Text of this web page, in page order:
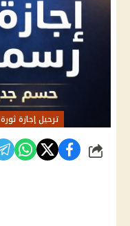
ترحيل إجازة ثورة 30 يونيو رسمياُ وإعلان الفئات المستفيدة
شارك